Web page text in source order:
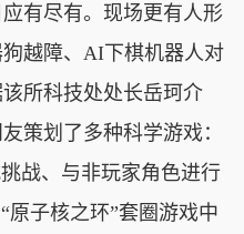
有尽有。现场更有人形
越障、AI下棋机器人对
所科技处处长岳珂介
策划了多种科学游戏：
战、与非玩家角色进行
原子核之环”套圈游戏中